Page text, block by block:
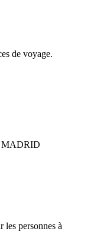
de voyage.
MADRID
les personnes à